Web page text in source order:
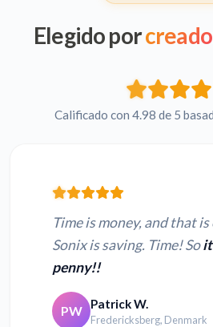
Elegido por
Calificado con 4.98 de 5
Time is money, and that
Sonix is saving. Time! So
penny!!
PW Patrick W.
Fredericksberg, Denmark